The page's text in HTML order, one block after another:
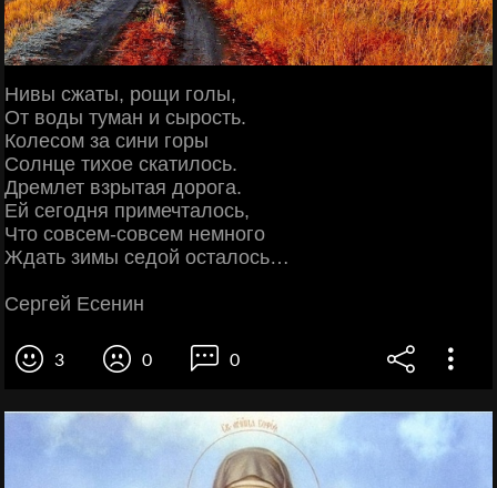
Нивы сжаты, рощи голы,
От воды туман и сырость.
Колесом за сини горы
Солнце тихое скатилось.
Дремлет взрытая дорога.
Ей сегодня примечталось,
Что совсем-совсем немного
Ждать зимы седой осталось…
Сергей Есенин
3 0 0